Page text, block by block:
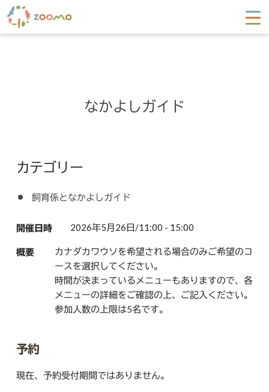
なかよしガイド
カテゴリー
飼育係となかよしガイド
開催日時 2026年5月26日/11:00 - 15:00
概要
カナダカワウソを希望される場合のみご希望のコ
ースを選択してください。
時間が決まっているメニューもありますので、各
メニューの詳細をご確認の上、ご記入ください。
参加人数の上限は5名です。
予約
現在、予約受付期間ではありません。